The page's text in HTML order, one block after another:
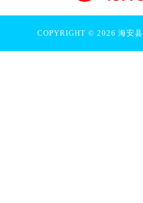
COPYRIGHT © 2026 海安